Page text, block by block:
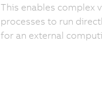
This enables complex
processes to run
for an external